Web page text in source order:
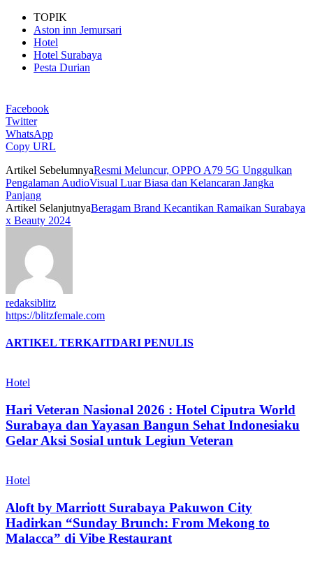
TOPIK
Aston inn Jemursari
Hotel
Hotel Surabaya
Pesta Durian
Facebook
Twitter
WhatsApp
Copy URL
Artikel SebelumnyaResmi Meluncur, OPPO A79 5G Unggulkan
Pengalaman AudioVisual Luar Biasa dan Kelancaran Jangka
Panjang
Artikel SelanjutnyaBeragam Brand Kecantikan Ramaikan Surabaya
x Beauty 2024
redaksiblitz
https://blitzfemale.com
ARTIKEL TERKAITDARI PENULIS
Hotel
Hari Veteran Nasional 2026 : Hotel Ciputra World
Surabaya dan Yayasan Bangun Sehat Indonesiaku
Gelar Aksi Sosial untuk Legiun Veteran
Hotel
Aloft by Marriott Surabaya Pakuwon City
Hadirkan “Sunday Brunch: From Mekong to
Malacca” di Vibe Restaurant